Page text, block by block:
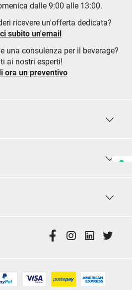
dalle 9:00 alle 13:00.
ricevere un'offerta dedicata?
subito un'email
una consulenza per il beverage?
ai nostri esperti!
ora un preventivo